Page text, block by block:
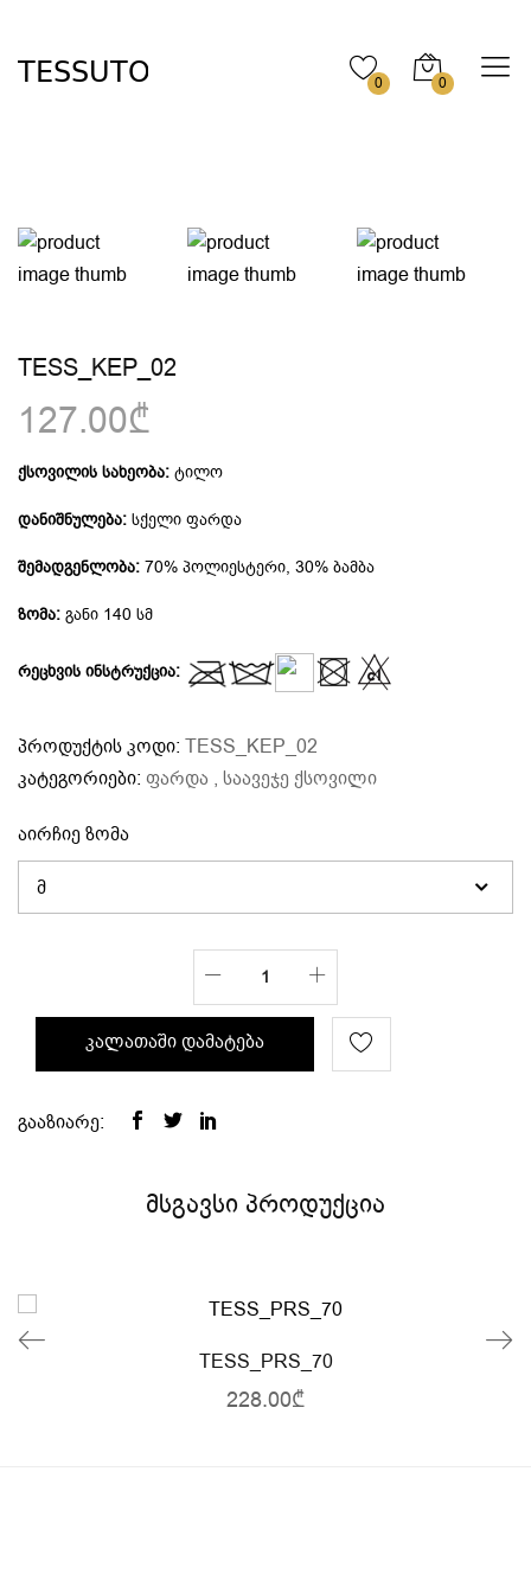
0 0
TESS_KEP_02
127.00₾
ქსოვილის სახეობა: ტილო
დანიშნულება: სქელი ფარდა
შემადგენლობა: 70% პოლიესტერი, 30% ბამბა
ზომა: განი 140 სმ
რეცხვის ინსტრუქცია:
პროდუქტის კოდი: TESS_KEP_02
კატეგორიები: ფარდა , საავეჯე ქსოვილი
აირჩიე ზომა
კალათაში დამატება
გააზიარე:
მსგავსი პროდუქცია
TESS_PRS_70
228.00₾